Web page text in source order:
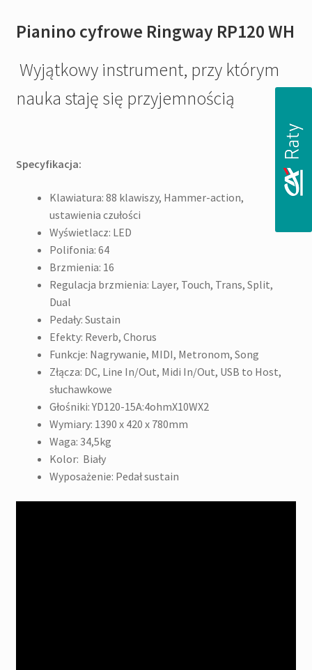
Pianino cyfrowe Ringway RP120 WH
Wyjątkowy instrument, przy którym
nauka staję się przyjemnością
Specyfikacja:
Klawiatura: 88 klawiszy, Hammer-action,
ustawienia czułości
Wyświetlacz: LED
Polifonia: 64
Brzmienia: 16
Regulacja brzmienia: Layer, Touch, Trans, Split,
Dual
Pedały: Sustain
Efekty: Reverb, Chorus
Funkcje: Nagrywanie, MIDI, Metronom, Song
Złącza: DC, Line In/Out, Midi In/Out, USB to Host,
słuchawkowe
Głośniki: YD120-15A:4ohmX10WX2
Wymiary: 1390 x 420 x 780mm
Waga: 34,5kg
Kolor: Biały
Wyposażenie: Pedał sustain